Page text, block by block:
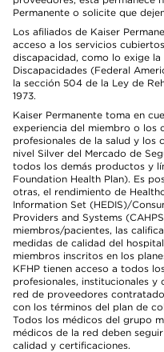
Permanente o solicite que
Los afiliados de Kaiser
acceso a los servicios
discapacidad, como lo exige
Discapacidades (Federal
la sección 504 de la Ley de
1973.
Kaiser Permanente toma en
experiencia del miembro o los
profesionales de la salud y los
nivel Silver del Mercado de
todos los demás productos y
Foundation Health Plan). Es
otras, el rendimiento de
Information Set (HEDIS)/
Providers and Systems
miembros/pacientes, las
medidas de calidad del
miembros inscritos en los
KFHP tienen acceso a todos
profesionales, institucionales
red de proveedores
con los términos del plan de
Todos los médicos del grupo
médicos de la red deben
calidad y certificaciones.